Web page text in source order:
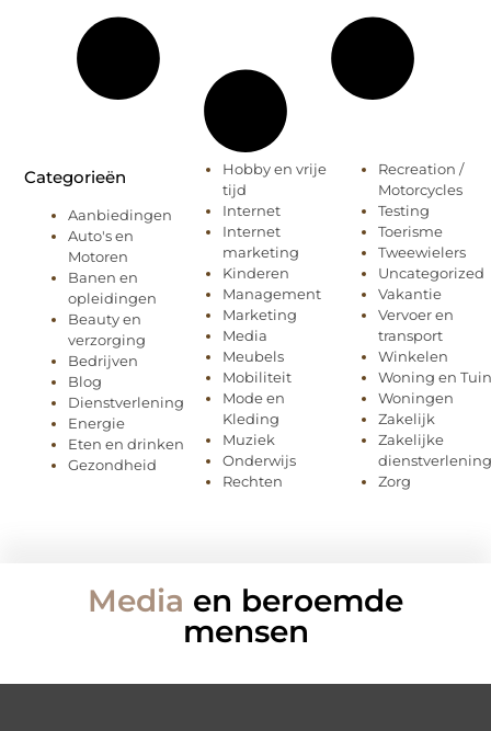
Categorieën
Aanbiedingen
Auto's en
Motoren
Banen en
opleidingen
Beauty en
verzorging
Bedrijven
Blog
Dienstverlening
Energie
Eten en drinken
Gezondheid
Hobby en vrije
tijd
Internet
Internet
marketing
Kinderen
Management
Marketing
Media
Meubels
Mobiliteit
Mode en
Kleding
Muziek
Onderwijs
Rechten
Recreation /
Motorcycles
Testing
Toerisme
Tweewielers
Uncategorized
Vakantie
Vervoer en
transport
Winkelen
Woning en Tuin
Woningen
Zakelijk
Zakelijke
dienstverlening
Zorg
Media en beroemde
mensen